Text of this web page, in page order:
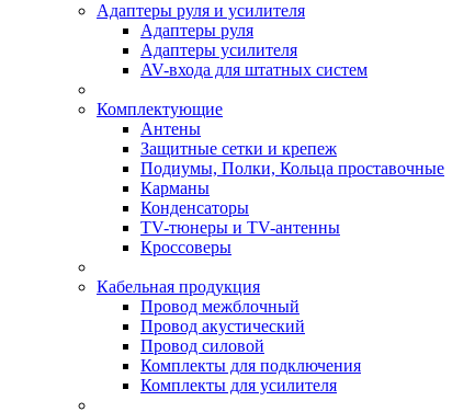
Адаптеры руля и усилителя
Адаптеры руля
Адаптеры усилителя
AV-входа для штатных систем
Комплектующие
Антены
Защитные сетки и крепеж
Подиумы, Полки, Кольца проставочные
Карманы
Конденсаторы
TV-тюнеры и TV-антенны
Кроссоверы
Кабельная продукция
Провод межблочный
Провод акустический
Провод силовой
Комплекты для подключения
Комплекты для усилителя